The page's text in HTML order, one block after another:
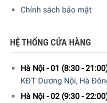
Chính sách bảo mật
HỆ THỐNG CỬA HÀNG
Hà Nội - 01 (8:30 -
KĐT Dương Nội, Hà
Hà Nội - 02 (9:30 -